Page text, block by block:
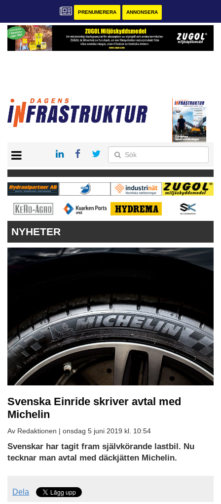
PRENUMERERA ANNONSERA
KONTAKT
VÅRA ANDRA MAGASIN
PRENUMERERA
NYHETER
Svenska Einride skriver avtal med
Michelin
Av Redaktionen | onsdag 5 juni 2019 kl. 10:54
Svenskar har tagit fram självkörande lastbil. Nu
tecknar man avtal med däckjätten Michelin.
Dela